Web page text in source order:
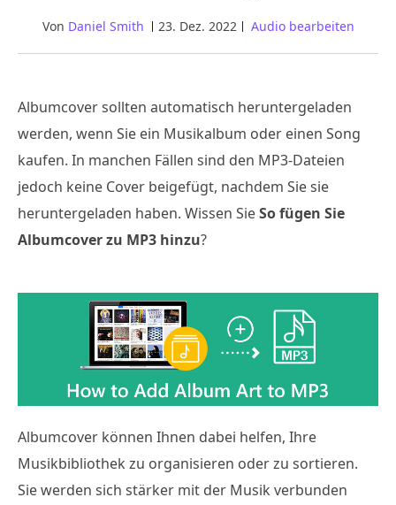
Von Daniel Smith 23. Dez. 2022 Audio bearbeiten
Albumcover sollten automatisch heruntergeladen
werden, wenn Sie ein Musikalbum oder einen Song
kaufen. In manchen Fällen sind den MP3-Dateien
jedoch keine Cover beigefügt, nachdem Sie sie
heruntergeladen haben. Wissen SieSo fügen Sie
Albumcover zu MP3 hinzu?
Albumcover können Ihnen dabei helfen, Ihre
Musikbibliothek zu organisieren oder zu sortieren.
Sie werden sich stärker mit der Musik verbunden